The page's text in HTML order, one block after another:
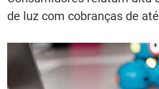
de luz com cobranças de